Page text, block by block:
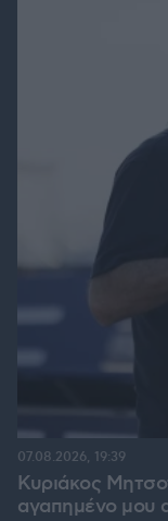
Κυριάκος
αγαπημένο μου
07.08.2026, 19:39